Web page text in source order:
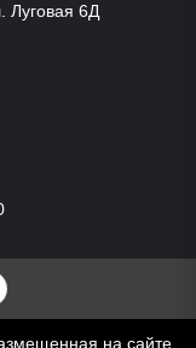
Луговая 6Д
Dzen
на сайте,